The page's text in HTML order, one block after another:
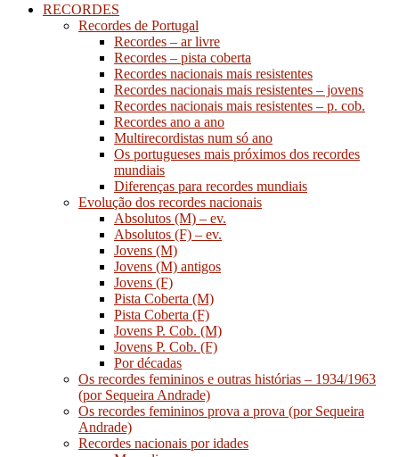
RECORDES
Recordes de Portugal
Recordes – ar livre
Recordes – pista coberta
Recordes nacionais mais resistentes
Recordes nacionais mais resistentes – jovens
Recordes nacionais mais resistentes – p. cob.
Recordes ano a ano
Multirecordistas num só ano
Os portugueses mais próximos dos recordes
mundiais
Diferenças para recordes mundiais
Evolução dos recordes nacionais
Absolutos (M) – ev.
Absolutos (F) – ev.
Jovens (M)
Jovens (M) antigos
Jovens (F)
Pista Coberta (M)
Pista Coberta (F)
Jovens P. Cob. (M)
Jovens P. Cob. (F)
Por décadas
Os recordes femininos e outras histórias – 1934/1963
(por Sequeira Andrade)
Os recordes femininos prova a prova (por Sequeira
Andrade)
Recordes nacionais por idades